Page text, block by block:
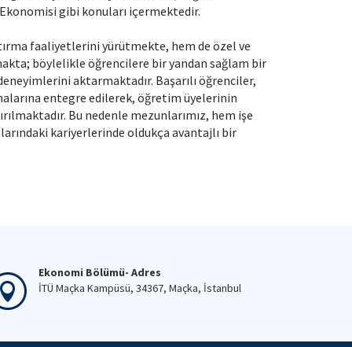
gibi konuları içermektedir.
faaliyetlerini yürütmekte, hem de özel ve
böylelikle öğrencilere bir yandan sağlam bir
aktarmaktadır. Başarılı öğrenciler,
entegre edilerek, öğretim üyelerinin
Bu nedenle mezunlarımız, hem işe
kariyerlerinde oldukça avantajlı bir
Ekonomi Bölümü- Adres
İTÜ Maçka Kampüsü, 34367, Maçka, İstanbul